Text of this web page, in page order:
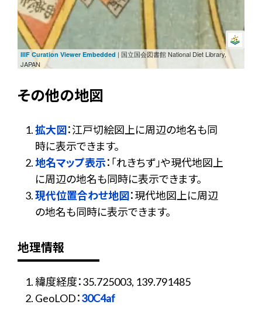
IIIF Curation Viewer Embedded | 国立国会図書館 National Diet Library,
JAPAN
その他の地図
拡大図：江戸切絵図上に周辺の地名も同
時に表示できます。
地名マップ表示：「れきちず」や現代地図上
に周辺の地名も同時に表示できます。
現代位置合わせ地図：現代地図上に周辺
の地名も同時に表示できます。
地理情報
緯度経度：35.725003, 139.791485
GeoLOD：30C4af